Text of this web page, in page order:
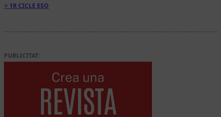
1R CICLE ESO
PUBLICITAT: